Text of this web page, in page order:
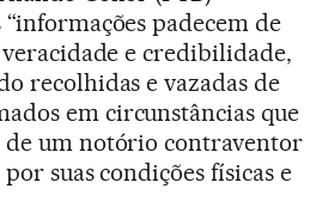
padecem de
e credibilidade,
recolhidas e vazadas de
em circunstâncias que
um notório contraventor
suas condições físicas e